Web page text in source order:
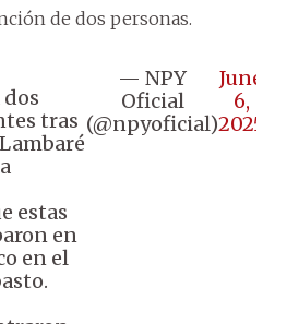
de dos personas.
dos
tras
estas
en
en el
— NPY
Oficial
(@npyoficial)
June
6,
2025